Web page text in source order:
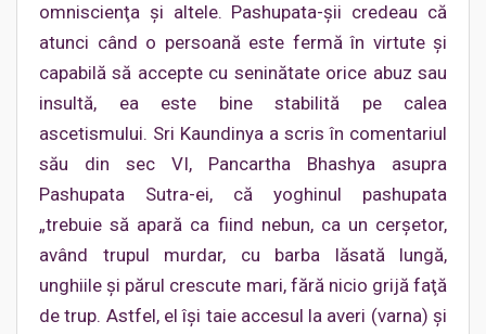
omniscienţa şi altele. Pashupata-şii credeau că
atunci când o persoană este fermă în virtute şi
capabilă să accepte cu seninătate orice abuz sau
insultă, ea este bine stabilită pe calea
ascetismului. Sri Kaundinya a scris în comentariul
său din sec VI, Pancartha Bhashya asupra
Pashupata Sutra-ei, că yoghinul pashupata
„trebuie să apară ca fiind nebun, ca un cerşetor,
având trupul murdar, cu barba lăsată lungă,
unghiile şi părul crescute mari, fără nicio grijă faţă
de trup. Astfel, el îşi taie accesul la averi (varna) şi